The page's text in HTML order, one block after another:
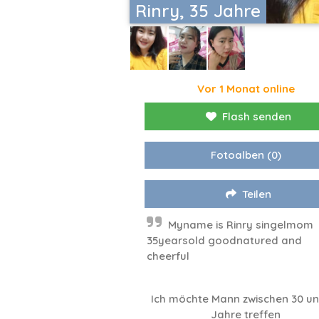
Rinry, 35 Jahre
Vor 1 Monat online
Flash senden
Fotoalben (0)
Teilen
Myname is Rinry singelmom
35yearsold goodnatured and
cheerful
Ich möchte Mann zwischen 30
Jahre treffen